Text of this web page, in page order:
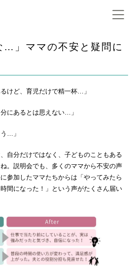
…」ママの不安と疑問に
けど、育児だけで精一杯…」
にあるとは思えない…」
…」
自分だけではなく、子どものこともある
。説明会でも、多くのママから不安の声
参加したママたちからは「 やってみたら
間になった！」 という声がたくさん届い